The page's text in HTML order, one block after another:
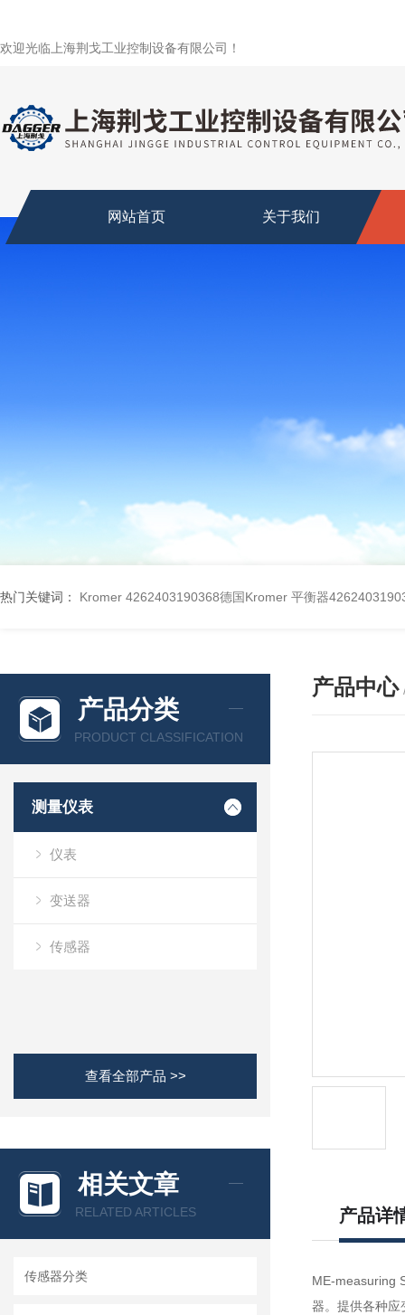
欢迎光临上海荆戈工业控制设备有限公司！
网站首页 关于我们
热门关键词： Kromer 4262403190368德国Kromer 平衡器
产品分类
PRODUCT CLASSIFICATION
测量仪表
仪表
变送器
传感器
查看全部产品 >>
相关文章
RELATED ARTICLES
传感器分类
产品中心
产品详
ME-measuring
器。提供各种应